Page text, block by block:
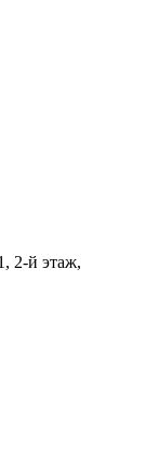
2-й этаж,